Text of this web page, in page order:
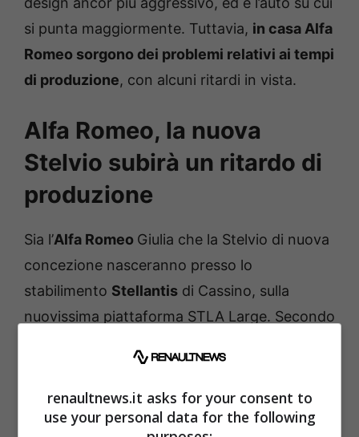
si punta maggiormente. Tuttavia, in casa Alfa
Romeo sorgono dei problemi relativi ai tempi
di produzione, con alcuni ritardi in vista.
Alfa Romeo, la nuova
Stelvio subirà un ritardo di
produzione
Sia l’Alfa Romeo Giulia che la Stelvio di nuova
concezione nasceranno presso lo
stabilimento Stellantis di Cassino, sulla
nuovissima piattaforma STLA Large. Secondo
Stelvio non partirà prima del 2026
problemi relativi allo stabilimento laziale, che
è stato chiuso e che riaprirà solo il prossimo 5
renaultnews.it asks for your consent to
use your personal data for the following